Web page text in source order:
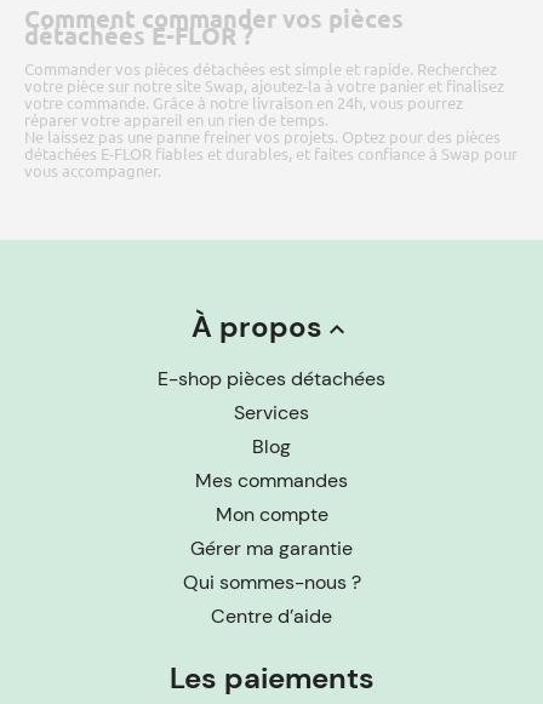
Comment commander vos pièces
détachées E-FLOR ?
Commander vos pièces détachées est simple et rapide. Recherchez
votre pièce sur notre site Swap, ajoutez-la à votre panier et finalisez
votre commande. Grâce à notre livraison en 24h, vous pourrez
réparer votre appareil en un rien de temps.
Ne laissez pas une panne freiner vos projets. Optez pour des pièces
détachées E-FLOR fiables et durables, et faites confiance à Swap pour
vous accompagner.
À propos keyboard_arrow_up
E-shop pièces détachées
Services
Blog
Mes commandes
Mon compte
Gérer ma garantie
Qui sommes-nous ?
Centre d’aide
Les paiements